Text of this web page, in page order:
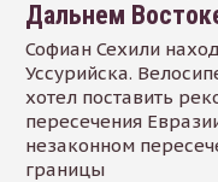
Дальнем
Софиан Сехили
Уссурийска.
хотел поставить
пересечения
незаконном
границы